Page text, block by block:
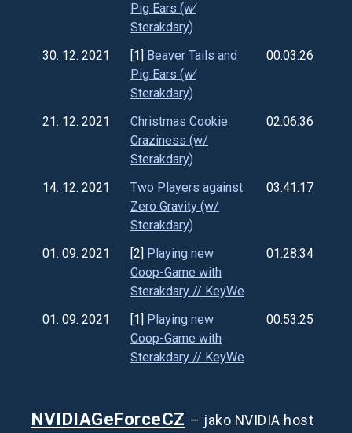
Pig Ears (w∕
Sterakdary)
30. 12. 2021 [1] Beaver Tails and
Pig Ears (w∕
Sterakdary)
00:03:26
21. 12. 2021
Christmas Cookie
Craziness (w/
Sterakdary)
02:06:36
14. 12. 2021
Two Players against
Zero Gravity (w/
Sterakdary)
03:41:17
01. 09. 2021 [2] Playing new
Coop-Game with
Sterakdary // KeyWe
01:28:34
01. 09. 2021 [1] Playing new
Coop-Game with
Sterakdary // KeyWe
00:53:25
NVIDIAGeForceCZ – jako NVIDIA host